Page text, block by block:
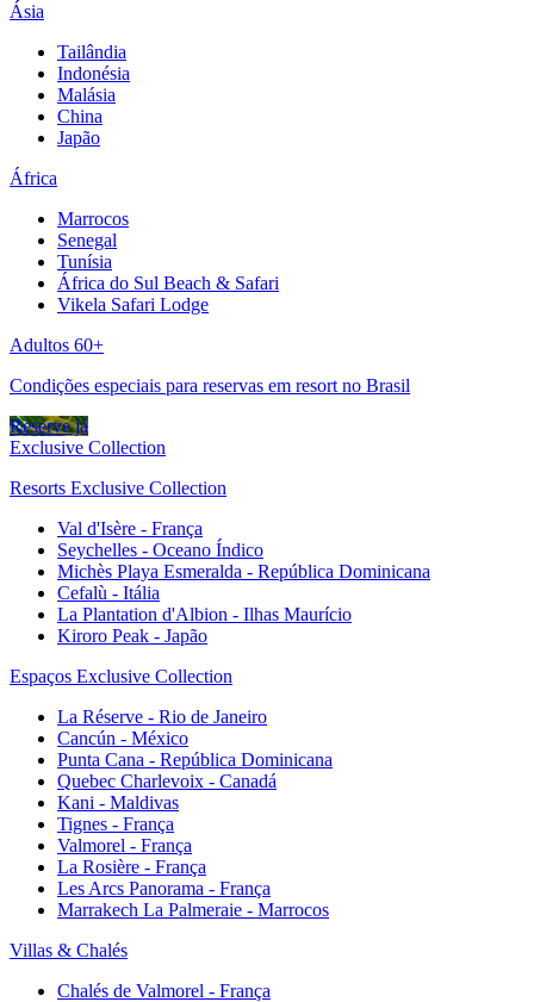
Ásia
Tailândia
Indonésia
Malásia
China
Japão
África
Marrocos
Senegal
Tunísia
África do Sul Beach & Safari
Vikela Safari Lodge
Adultos 60+
Condições especiais para reservas em resort no Brasil
Reserve já
Exclusive Collection
Resorts Exclusive Collection
Val d'Isère - França
Seychelles - Oceano Índico
Michès Playa Esmeralda - República Dominicana
Cefalù - Itália
La Plantation d'Albion - Ilhas Maurício
Kiroro Peak - Japão
Espaços Exclusive Collection
La Réserve - Rio de Janeiro
Cancún - México
Punta Cana - República Dominicana
Quebec Charlevoix - Canadá
Kani - Maldivas
Tignes - França
Valmorel - França
La Rosière - França
Les Arcs Panorama - França
Marrakech La Palmeraie - Marrocos
Villas & Chalés
Chalés de Valmorel - França